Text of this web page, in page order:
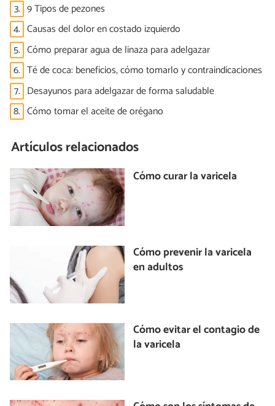
3. 9 Tipos de pezones
4. Causas del dolor en costado izquierdo
5. Cómo preparar agua de linaza para adelgazar
6. Té de coca: beneficios, cómo tomarlo y contraindicaciones
7. Desayunos para adelgazar de forma saludable
8. Cómo tomar el aceite de orégano
Artículos relacionados
Cómo curar la varicela
Cómo prevenir la varicela
en adultos
Cómo evitar el contagio de
la varicela